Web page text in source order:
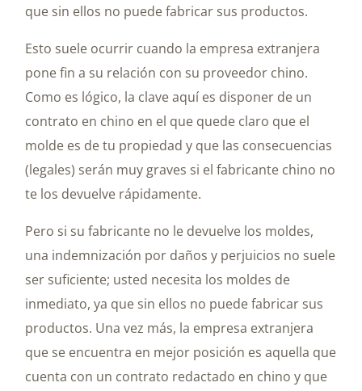
que sin ellos no puede fabricar sus productos.
Esto suele ocurrir cuando la empresa extranjera
pone fin a su relación con su proveedor chino.
Como es lógico, la clave aquí es disponer de un
contrato en chino en el que quede claro que el
molde es de tu propiedad y que las consecuencias
(legales) serán muy graves si el fabricante chino no
te los devuelve rápidamente.
Pero si su fabricante no le devuelve los moldes,
una indemnización por daños y perjuicios no suele
ser suficiente; usted necesita los moldes de
inmediato, ya que sin ellos no puede fabricar sus
productos. Una vez más, la empresa extranjera
que se encuentra en mejor posición es aquella que
cuenta con un contrato redactado en chino y que